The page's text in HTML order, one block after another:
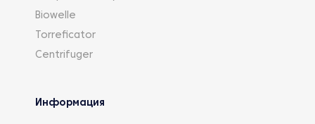
Biowelle
Torreficator
Centrifuger
Информация